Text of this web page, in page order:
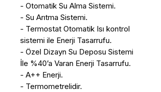
- Otomatik Su Alma Sistemi.
- Su Arıtma Sistemi.
- Termostat Otomatik Isı kontrol
sistemi ile Enerji Tasarrufu.
- Özel Dizayn Su Deposu Sistemi
İle %40’a Varan Enerji Tasarrufu.
- A++ Enerji.
- Termometrelidir.